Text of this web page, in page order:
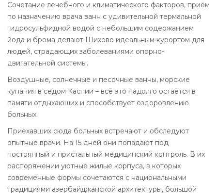
Сочетание лечебного и климатического факторов, приём
по назначению врача ванн с удивительной термальной
гидросульфидной водой с небольшим содержанием
йода и брома делают Шихово идеальным курортом для
людей, страдающих заболеваниями опорно-
двигательной системы.
Воздушные, солнечные и песочные ванны, морские
купания в седом Каспии – всё это надолго остаётся в
памяти отдыхающих и способствует оздоровлению
больных.
Приехавших сюда больных встречают и обследуют
опытные врачи. На 15 дней они попадают под
постоянный и пристальный медицинский контроль. В их
распоряжении уютные жилые корпуса, в которых
современные формы сочетаются с национальными
традициями азербайджанской архитектуры, большой